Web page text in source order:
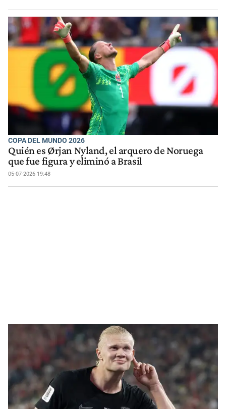
COPA DEL MUNDO 2026
Quién es Ørjan Nyland, el arquero de Noruega
que fue figura y eliminó a Brasil
05-07-2026 19:48